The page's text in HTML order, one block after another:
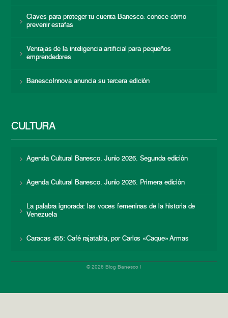
Claves para proteger tu cuenta Banesco: conoce cómo
prevenir estafas
Ventajas de la inteligencia artificial para pequeños
emprendedores
BanescoInnova anuncia su tercera edición
CULTURA
Agenda Cultural Banesco. Junio 2026. Segunda edición
Agenda Cultural Banesco. Junio 2026. Primera edición
La palabra ignorada: las voces femeninas de la historia de
Venezuela
Caracas 455: Café rajatabla, por Carlos «Caque» Armas
© 2026 Blog Banesco |